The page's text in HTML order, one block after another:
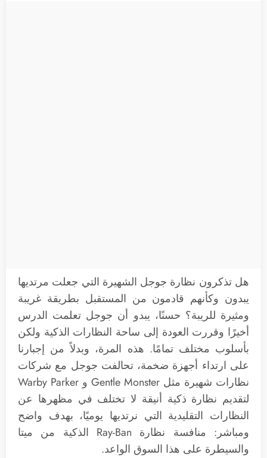
هل تذكرون نظارة جوجل الشهيرة التي جعلت مرتديها
يبدون وكأنهم قادمون من المستقبل بطريقة غريبة
ومثيرة للريبة؟ حسنًا، يبدو أن جوجل تعلمت الدرس
أخيرًا وقررت العودة إلى ساحة النظارات الذكية ولكن
بأسلوب مختلف تمامًا. هذه المرة، وبدلاً من إجبارنا
على ارتداء أجهزة ضخمة، تحالفت جوجل مع شركات
نظارات شهيرة مثل Gentle Monster و Warby Parker
لتقديم نظارة ذكية أنيقة لا تختلف في مظهرها عن
النظارات التقليدية التي نرتديها يوميًا، بهدف واضح
ومباشر: منافسة نظارة Ray-Ban الذكية من ميتا
والسيطرة على هذا السوق الواعد.